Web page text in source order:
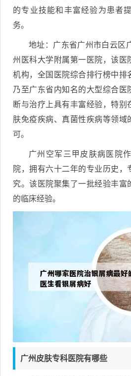
的专业技能和丰富经验为患者
务。
地址：广东省广州市白云区
州医科大学附属第一医院，该医
机构，全国医院综合排行榜中排
乃至广东省内知名的大型综合医
断与治疗上具有丰富经验，特别
肤免疫疾病、真菌性疾病等领域
可。
广州空军三甲皮肤病医院
院，拥有六十二年的专业历史，
究。该医院聚集了一批经验丰富
的临床经验。
广州皮肤专科医院有哪些